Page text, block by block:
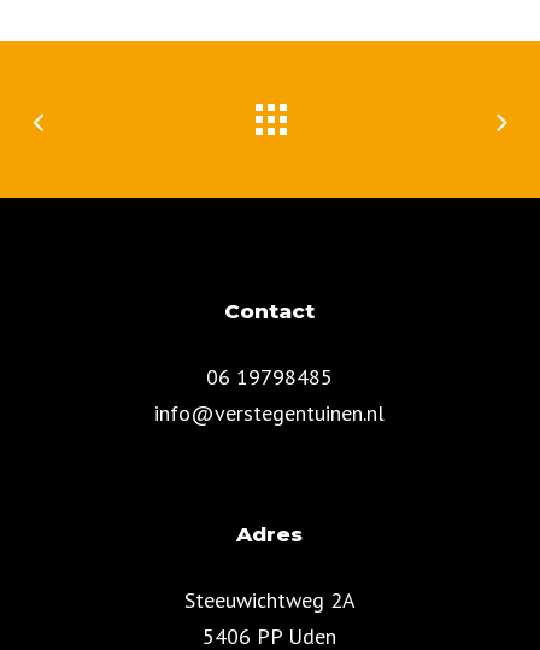
Contact
06 19798485
info@verstegentuinen.nl
Adres
Steeuwichtweg 2A
5406 PP Uden